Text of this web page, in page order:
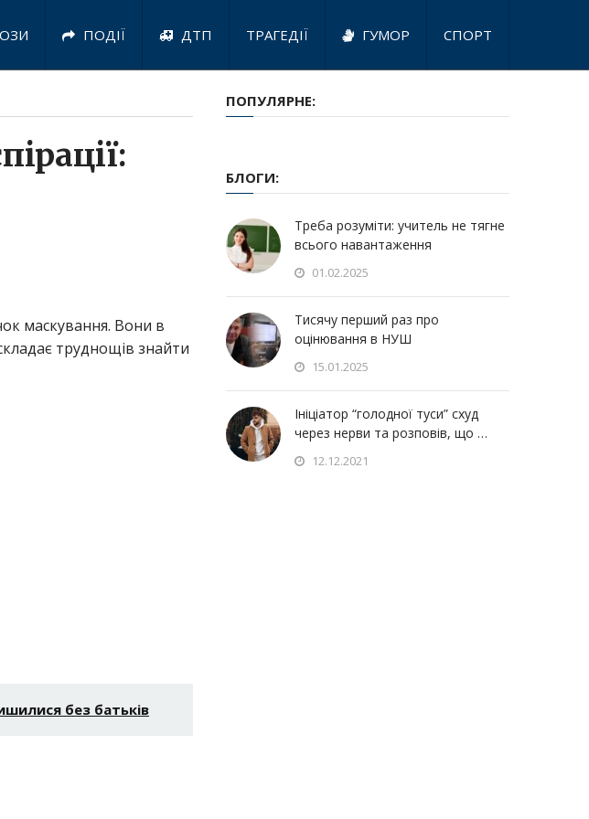
ПОДІЇ ДТП ТРАГЕДІЇ ГУМОР СПОРТ
маскування. Вони в
труднощів знайти
без батьків
ПОПУЛЯРНЕ:
БЛОГИ:
Треба розуміти: учитель не тягне
всього навантаження
01.02.2025
Тисячу перший раз про
оцінювання в НУШ
15.01.2025
Ініціатор “голодної туси” схуд
через нерви та розповів, що …
12.12.2021